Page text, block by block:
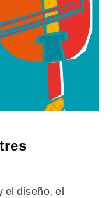
el diseño, el